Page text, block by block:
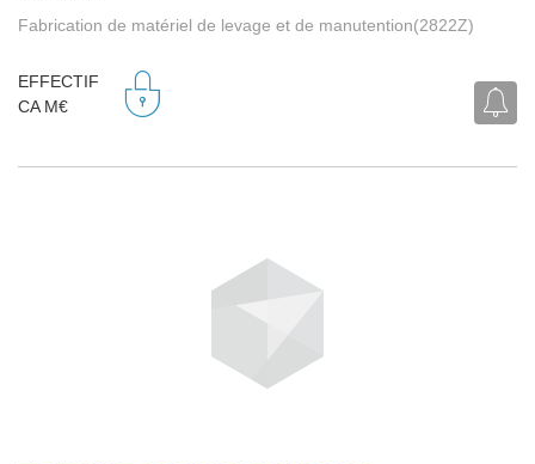
Fabrication de matériel de levage et de manutention(2822Z)
EFFECTIF
CA M€